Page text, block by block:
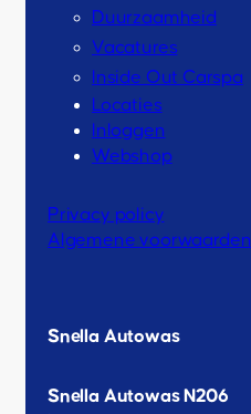
Duurzaamheid
Vacatures
Inside Out Carspa
Locaties
Inloggen
Webshop
Privacy policy
Algemene voorwaarden
Snella Autowas
Snella Autowas N206